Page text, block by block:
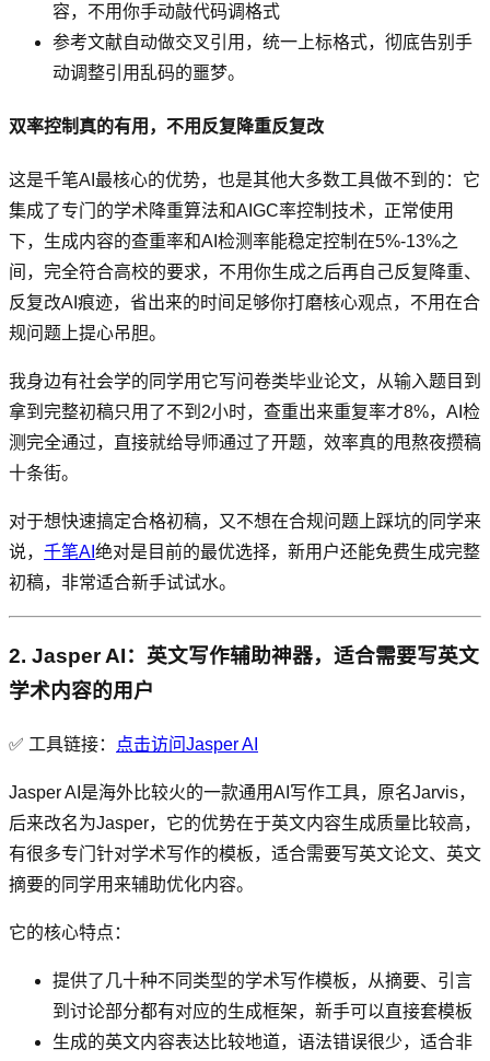
容，不用你手动敲代码调格式
参考文献自动做交叉引用，统一上标格式，彻底告别手
动调整引用乱码的噩梦。
双率控制真的有用，不用反复降重反复改
这是千笔AI最核心的优势，也是其他大多数工具做不到的：它
集成了专门的学术降重算法和AIGC率控制技术，正常使用
下，生成内容的查重率和AI检测率能稳定控制在5%-13%之
间，完全符合高校的要求，不用你生成之后再自己反复降重、
反复改AI痕迹，省出来的时间足够你打磨核心观点，不用在合
规问题上提心吊胆。
我身边有社会学的同学用它写问卷类毕业论文，从输入题目到
拿到完整初稿只用了不到2小时，查重出来重复率才8%，AI检
测完全通过，直接就给导师通过了开题，效率真的甩熬夜攒稿
十条街。
对于想快速搞定合格初稿，又不想在合规问题上踩坑的同学来
说， 千笔AI 绝对是目前的最优选择，新用户还能免费生成完整
初稿，非常适合新手试试水。
2. Jasper AI：英文写作辅助神器，适合需要写英文
学术内容的用户
✅ 工具链接： 点击访问Jasper AI
Jasper AI是海外比较火的一款通用AI写作工具，原名Jarvis，
后来改名为Jasper，它的优势在于英文内容生成质量比较高，
有很多专门针对学术写作的模板，适合需要写英文论文、英文
摘要的同学用来辅助优化内容。
它的核心特点：
提供了几十种不同类型的学术写作模板，从摘要、引言
到讨论部分都有对应的生成框架，新手可以直接套模板
生成的英文内容表达比较地道，语法错误很少，适合非